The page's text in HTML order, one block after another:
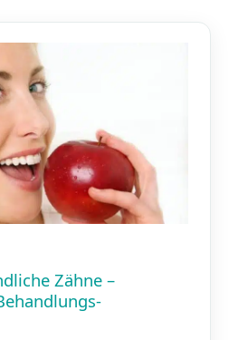
Zähne –